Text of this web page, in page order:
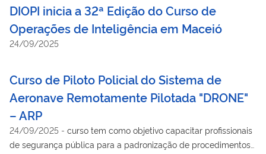
DIOPI inicia a 32ª Edição do Curso de
Operações de Inteligência em Maceió
24/09/2025
Curso de Piloto Policial do Sistema de
Aeronave Remotamente Pilotada "DRONE"
– ARP
24/09/2025 - curso tem como objetivo capacitar profissionais
de segurança pública para a padronização de procedimentos